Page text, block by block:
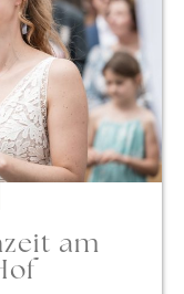
am